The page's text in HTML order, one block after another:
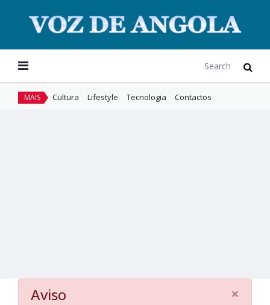
MAIS Cultura Lifestyle Tecnologia Contactos
×
Aviso